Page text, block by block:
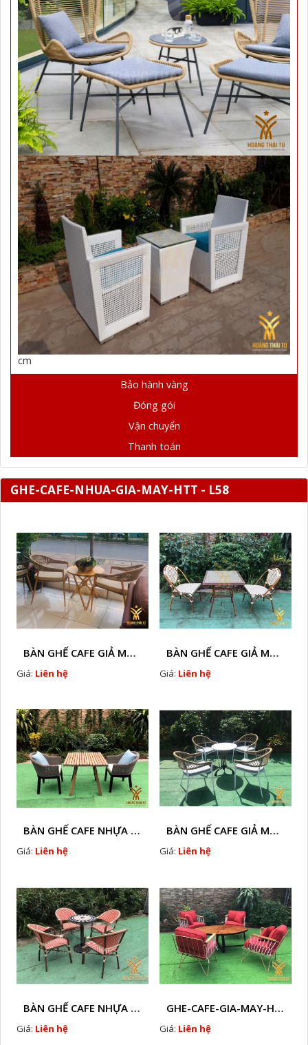
cm
Bảo hành vàng
Đóng gói
Vận chuyển
Thanh toán
GHE-CAFE-NHUA-GIA-MAY-HTT - L58
BÀN GHẾ CAFE GIẢ MÂY HTT - L128A
Giá: Liên hệ
BÀN GHẾ CAFE GIẢ MÂY HTT - LS132
Giá: Liên hệ
BÀN GHẾ CAFE NHỰA GIÃ MÂY HTT - L32
Giá: Liên hệ
BÀN GHẾ CAFE GIẢ MÂY HTT - L128
Giá: Liên hệ
BÀN GHẾ CAFE NHỰA GIẢ MÂY HTT - L112
Giá: Liên hệ
GHE-CAFE-GIA-MAY-HTT - L110
Giá: Liên hệ